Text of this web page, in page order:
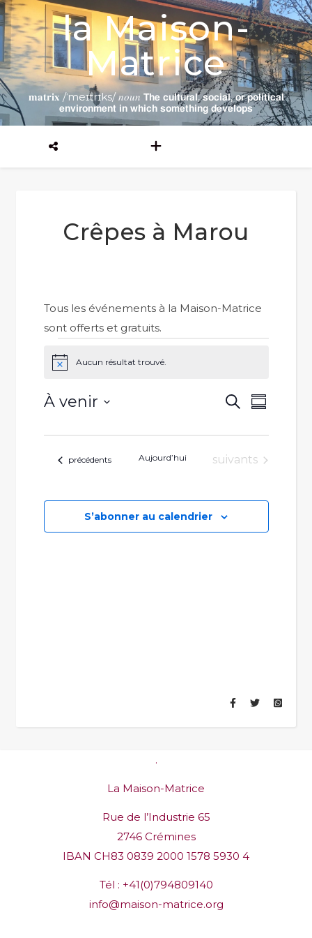
la Maison-
Matrice
𝐦𝐚𝐭𝐫𝐢𝐱 /ˈmeɪtrɪks/ 𝑛𝑜𝑢𝑛 𝗧𝗵𝗲 𝗰𝘂𝗹𝘁𝘂𝗿𝗮𝗹, 𝘀𝗼𝗰𝗶𝗮𝗹, 𝗼𝗿 𝗽𝗼𝗹𝗶𝘁𝗶𝗰𝗮𝗹
𝗲𝗻𝘃𝗶𝗿𝗼𝗻𝗺𝗲𝗻𝘁 𝗶𝗻 𝘄𝗵𝗶𝗰𝗵 𝘀𝗼𝗺𝗲𝘁𝗵𝗶𝗻𝗴 𝗱𝗲𝘃𝗲𝗹𝗼𝗽𝘀
Crêpes à Marou
Tous les événements à la Maison-Matrice
sont offerts et gratuits.
Évènements
NoticeAucun résultat trouvé.
et
de
vues
Recherche
de
vues
Résumé
À venir
date Évènements
précédents Aujourd’hui Évènements
suivants
S’abonner au calendrier
.
La Maison-Matrice
Rue de l’Industrie 65
2746 Crémines
IBAN CH83 0839 2000 1578 5930 4
Tél : +41(0)794809140
info@maison-matrice.org